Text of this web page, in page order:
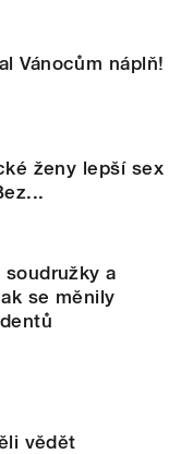
Vánocům náplň!
ženy lepší sex
soudružky a
se měnily
vědět